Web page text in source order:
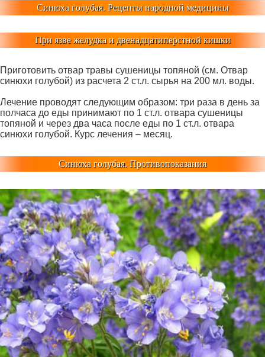
Синюха голубая. Рецепты народной медицины
При язве желудка и двенадцатиперстной кишки
Приготовить отвар травы сушеницы топяной (см. Отвар
синюхи голубой) из расчета 2 ст.л. сырья на 200 мл. воды.
Лечение проводят следующим образом: три раза в день за
полчаса до еды принимают по 1 ст.л. отвара сушеницы
топяной и через два часа после еды по 1 ст.л. отвара
синюхи голубой. Курс лечения – месяц.
Синюха голубая. Противопоказания